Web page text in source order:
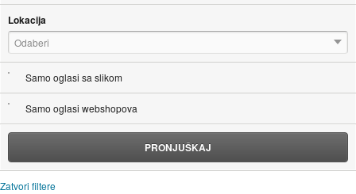
Lokacija
Odaberi
Samo oglasi sa slikom
Samo oglasi webshopova
PRONJUŠKAJ
Zatvori filtere